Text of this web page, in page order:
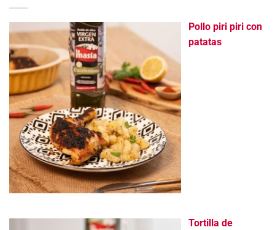
Pollo piri piri con
patatas
Tortilla de